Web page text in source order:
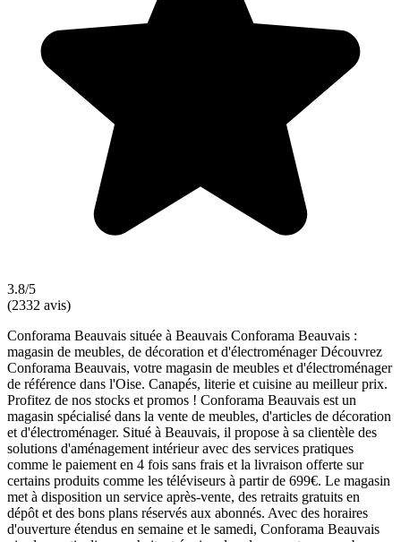
3.8/5
(2332 avis)
Conforama Beauvais située à Beauvais Conforama Beauvais :
magasin de meubles, de décoration et d'électroménager Découvrez
Conforama Beauvais, votre magasin de meubles et d'électroménager
de référence dans l'Oise. Canapés, literie et cuisine au meilleur prix.
Profitez de nos stocks et promos ! Conforama Beauvais est un
magasin spécialisé dans la vente de meubles, d'articles de décoration
et d'électroménager. Situé à Beauvais, il propose à sa clientèle des
solutions d'aménagement intérieur avec des services pratiques
comme le paiement en 4 fois sans frais et la livraison offerte sur
certains produits comme les téléviseurs à partir de 699€. Le magasin
met à disposition un service après-vente, des retraits gratuits en
dépôt et des bons plans réservés aux abonnés. Avec des horaires
d'ouverture étendus en semaine et le samedi, Conforama Beauvais